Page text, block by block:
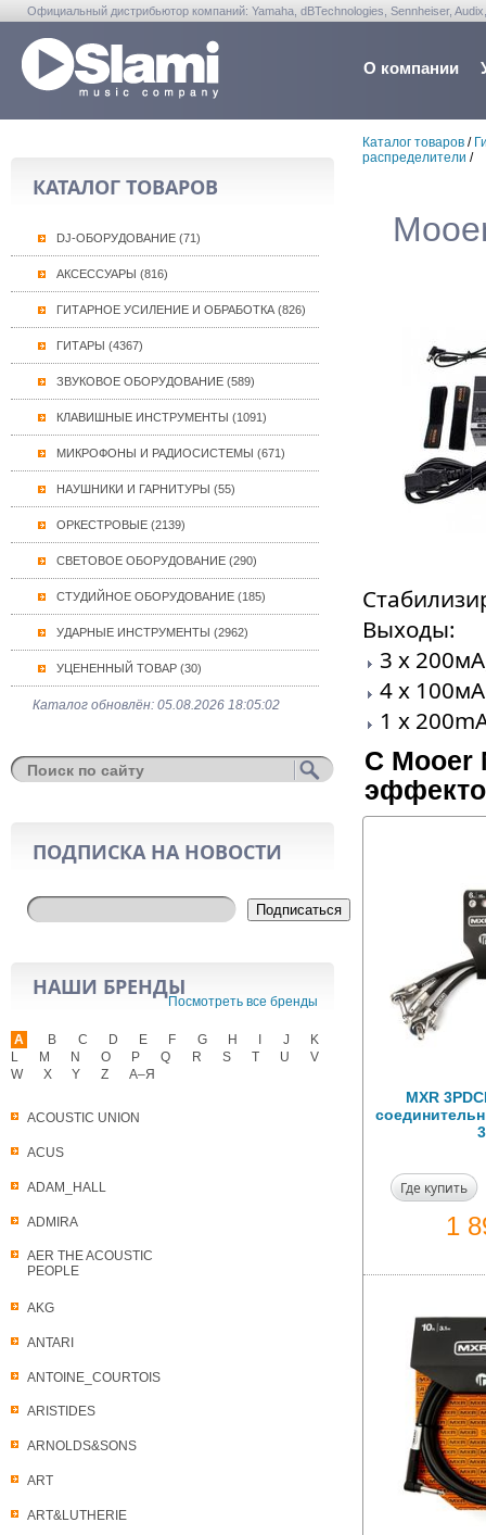
Официальный дистрибьютор компаний: Yamaha, dBTechnologies, Sennheiser,
О компании
КАТАЛОГ ТОВАРОВ
DJ-ОБОРУДОВАНИЕ (71)
АКСЕССУАРЫ (816)
ГИТАРНОЕ УСИЛЕНИЕ И ОБРАБОТКА (826)
ГИТАРЫ (4367)
ЗВУКОВОЕ ОБОРУДОВАНИЕ (589)
КЛАВИШНЫЕ ИНСТРУМЕНТЫ (1091)
МИКРОФОНЫ И РАДИОСИСТЕМЫ (671)
НАУШНИКИ И ГАРНИТУРЫ (55)
ОРКЕСТРОВЫЕ (2139)
СВЕТОВОЕ ОБОРУДОВАНИЕ (290)
СТУДИЙНОЕ ОБОРУДОВАНИЕ (185)
УДАРНЫЕ ИНСТРУМЕНТЫ (2962)
УЦЕНЕННЫЙ ТОВАР (30)
Каталог обновлён: 05.08.2026 18:05:02
ПОДПИСКА НА НОВОСТИ
Подписаться
НАШИ БРЕНДЫ
Посмотреть все бренды
A
ACOUSTIC UNION
ACUS
ADAM_HALL
ADMIRA
AER THE ACOUSTIC
PEOPLE
AKG
ANTARI
ANTOINE_COURTOIS
ARISTIDES
ARNOLDS&SONS
ART
ART&LUTHERIE
B C D E F G H J
K
L
M N O P Q R S T U
V
W
X Y Z А–Я
Каталог товаров/
распределители /
Выходы:
3 x
4 x
1 x
С Mooer
MXR
Где купить
1